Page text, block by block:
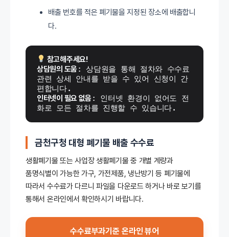
배출 번호를 적은 폐기물을 지정된 장소에 배출합니
다.
참고해주세요!
상담원의 도움: 상담원을 통해 절차와 수수료
관련 상세 안내를 받을 수 있어 신청이 간
편합니다.
인터넷이 필요 없음: 인터넷 환경이 없어도 전
화로 모든 절차를 진행할 수 있습니다.
금천구청 대형 폐기물 배출 수수료
생활폐기물 또는 사업장 생활폐기물 중 개별 계량과
품명식별이 가능한 가구, 가전제품, 냉난방기 등 폐기물에
따라서 수수료가 다르니 파일을 다운로드 하거나 바로 보기를
통해서 온라인에서 확인하시기 바랍니다.
수수료부과기준 온라인 뷰어